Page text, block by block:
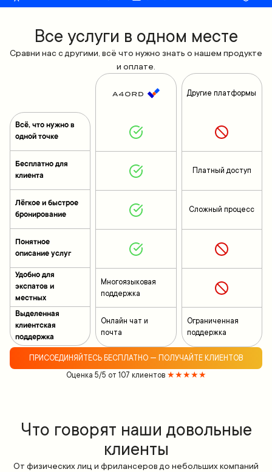
Все yслуги в одном месте
Сравни нас с другими, всё что нужно знать о нашем продукте
и оплате.
Всё, что нужно в
одной точке
Бесплатно для
клиента
Лёгкое и быстрое
бронирование
Понятное
описание услуг
Удобно для
экспатов и
местных
Выделенная
клиентская
поддержка
Многоязыковая
поддержка
Онлайн чат и
почта
Другие платформы
Платный доступ
Сложный процесс
Ограниченная
поддержка
ПРИСОЕДИНЯЙТЕСЬ БЕСПЛАТНО — ПОЛУЧАЙТЕ КЛИЕНТОВ
Оценка 5/5 от 107 клиентов ★★★★★
Что говорят наши довольные
клиенты
От физических лиц и фрилансеров до небольших компаний